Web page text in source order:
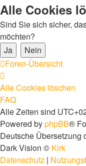
Alle Cookies
Sind Sie sich sicher,
möchten?
Foren-Übersicht
Alle Cookies löschen
FAQ
Alle Zeiten sind
Powered byphpBB®
Deutsche Übersetzung
Dark Vision © Kirk
Datenschutz |